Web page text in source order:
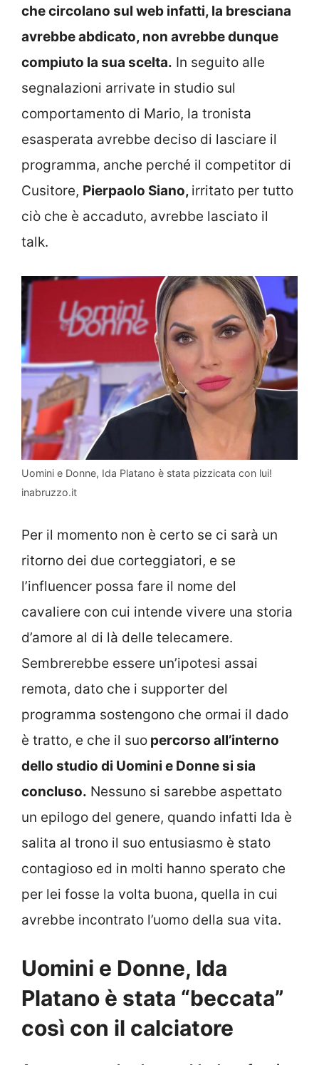
che circolano sul web infatti, la bresciana
avrebbe abdicato, non avrebbe dunque
compiuto la sua scelta. In seguito alle
segnalazioni arrivate in studio sul
comportamento di Mario, la tronista
esasperata avrebbe deciso di lasciare il
programma, anche perché il competitor di
Cusitore, Pierpaolo Siano, irritato per tutto
ciò che è accaduto, avrebbe lasciato il
talk.
Uomini e Donne, Ida Platano è stata pizzicata con lui!
inabruzzo.it
Per il momento non è certo se ci sarà un
ritorno dei due corteggiatori, e se
l’influencer possa fare il nome del
cavaliere con cui intende vivere una storia
d’amore al di là delle telecamere.
Sembrerebbe essere un’ipotesi assai
remota, dato che i supporter del
programma sostengono che ormai il dado
è tratto, e che il suo percorso all’interno
dello studio di Uomini e Donne si sia
concluso. Nessuno si sarebbe aspettato
un epilogo del genere, quando infatti Ida è
salita al trono il suo entusiasmo è stato
contagioso ed in molti hanno sperato che
per lei fosse la volta buona, quella in cui
avrebbe incontrato l’uomo della sua vita.
Uomini e Donne, Ida
Platano è stata “beccata”
così con il calciatore